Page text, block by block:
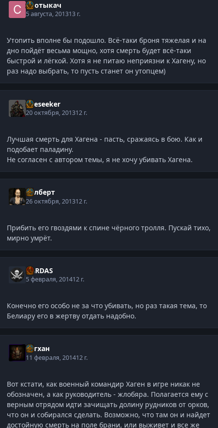
Спотыкач
5 августа, 201313 г.
Утопить вполне бы подошло. Всё-таки броня тяжелая и на
дно пойдёт весьма мощно, хотя смерть будет всё-таки
быстрой и лёгкой. Хотя я не питаю неприязни к Хагену, но
раз надо выбрать, то пусть станет он утопцем)
Oreseeker
20 октября, 201312 г.
Лучшая смерть для Хагена - пасть, сражаясь в бою. Как и
подобает паладину.
Не согласен с автором темы, я не хочу убивать Хагена.
Гилберт
26 октября, 201312 г.
Прибить его гвоздями к спине чёрного тролля. Пускай тихо,
мирно умрёт.
XARDAS
5 февраля, 201412 г.
Конечно его особо не за что убивать, но раз такая тема, то
Белиару его в жертву отдать надобно.
Асгхан
11 февраля, 201412 г.
Вот кстати, как военный командир Хаген в игре никак не
обозначен, а как руководитель - жлобяра. Полагается ему с
верным отрядом идти зачищать долину рудников от орков,
что он и собирался сделать. Возможно, что там он и найдет
достойную смерть на поле брани, или выживет и все же